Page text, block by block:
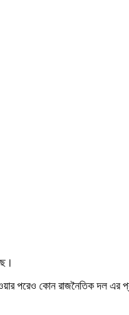
পরেও কোন রাজনৈতিক দল এর